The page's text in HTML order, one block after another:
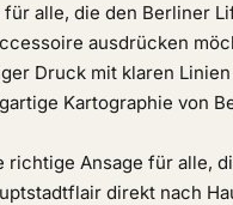
alle, die den Berliner
ausdrücken
Druck mit klaren
Kartographie von
richtige Ansage für alle,
direkt nach